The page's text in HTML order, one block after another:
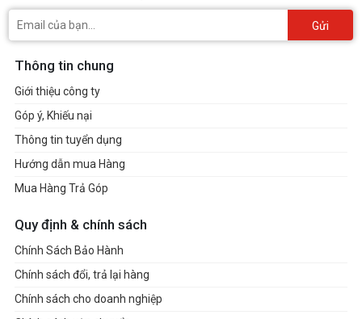
Gửi
Thông tin chung
Giới thiệu công ty
Góp ý, Khiếu nại
Thông tin tuyển dụng
Hướng dẫn mua Hàng
Mua Hàng Trả Góp
Quy định & chính sách
Chính Sách Bảo Hành
Chính sách đổi, trả lại hàng
Chính sách cho doanh nghiệp